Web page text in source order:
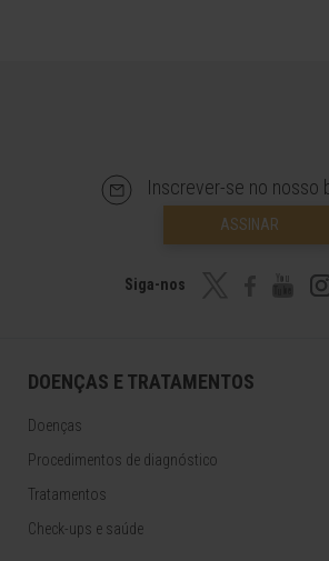
Inscrever-se no nosso
ASSINAR
Siga-nos
DOENÇAS E TRATAMENTOS
Doenças
Procedimentos de diagnóstico
Tratamentos
Check-ups e saúde